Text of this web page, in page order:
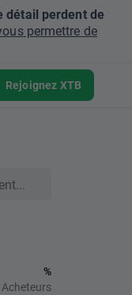
détail perdent de
permettre de
Rejoignez XTB
%
Acheteurs